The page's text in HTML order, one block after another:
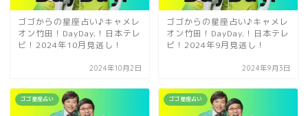
ゴゴからの星座占い♪キャメレ
オン竹田！DayDay.！日本テレ
ビ！2024年10月見逃し！
2024年10月2日
ゴゴからの星座占い♪キャメレ
オン竹田！DayDay.！日本テレ
ビ！2024年9月見逃し！
2024年9月3日
ゴゴ星座占い ゴゴ星座占い